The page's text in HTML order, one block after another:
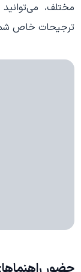
مختلف،
ترجیحات خاص